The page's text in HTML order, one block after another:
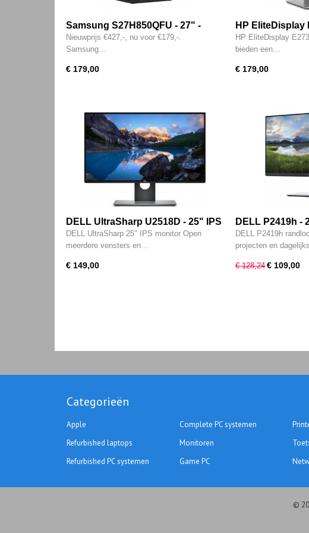
Samsung S27H850QFU - 27" -
QHD IPS - HDMI - DisplayPort -
USB Type-C
Nieuwprijs €427,-, nu voor €179,-.
Samsung…
€ 179,00
HP EliteDisplay
IPS - VGA -
USB Type-C
HP EliteDisplay
bieden een…
€ 179,00
DELL UltraSharp U2518D - 25" IPS
- QHD - 2560x1440 - DP - HDMI
DELL UltraSharp 25" IPS monitor Open
meerdere vensters en…
€ 149,00
DELL P2419h -
HDMI - DP -
DELL P2419h
projecten en
€ 128,24 € 109,00
Categorieën
Apple
Refurbished laptops
Refurbished PC systemen
Complete PC systemen
Monitoren
Game PC
©